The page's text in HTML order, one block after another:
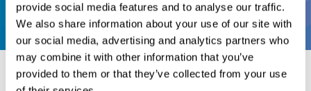
provide social media features and to analyse our traffic.
We also share information about your use of our site with
our social media, advertising and analytics partners who
may combine it with other information that you’ve
provided to them or that they’ve collected from your use